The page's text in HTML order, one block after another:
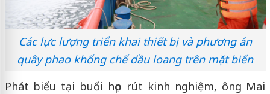
Các lực lượng triển khai thiết bị và phương án
quây phao khống chế dầu loang trên mặt biển
Phát biểu tại buổi họp rút kinh nghiệm, ông Mai